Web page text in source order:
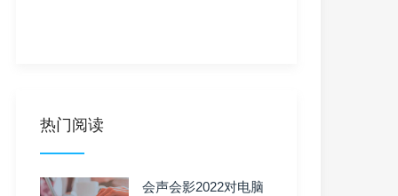
热门阅读
会声会影2022对电脑